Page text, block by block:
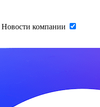
Новости компании